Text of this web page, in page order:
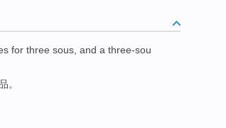
for three sous and a three-sou
。